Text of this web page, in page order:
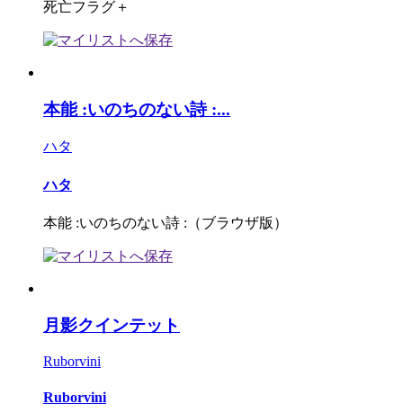
死亡フラグ＋
本能 :いのちのない詩 :...
ハタ
ハタ
本能 :いのちのない詩 :（ブラウザ版）
月影クインテット
Ruborvini
Ruborvini